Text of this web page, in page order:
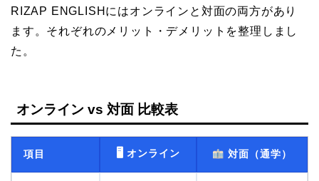
RIZAP ENGLISHにはオンラインと対面の両方があり
ます。それぞれのメリット・デメリットを整理しまし
た。
オンライン vs 対面 比較表
項目 🖥 オンライン 対面（通学）